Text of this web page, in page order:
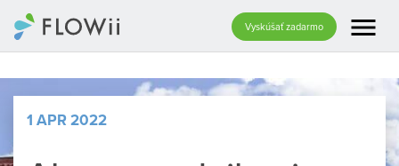
Vyskúšať zadarmo menu
1 APR 2022